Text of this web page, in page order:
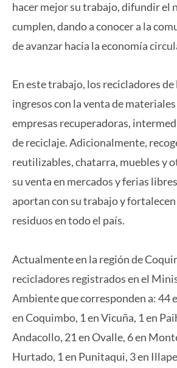
hacer mejor su trabajo, difundir el
cumplen, dando a conocer a la
de avanzar hacia la economía
En este trabajo, los recicladores
ingresos con la venta de
empresas recuperadoras,
de reciclaje. Adicionalmente,
reutilizables, chatarra, muebles y
su venta en mercados y ferias
aportan con su trabajo y
residuos en todo el país.
Actualmente en la región de
recicladores registrados en el
Ambiente que corresponden a: 44
en Coquimbo, 1 en Vicuña, 1 en
Andacollo, 21 en Ovalle, 6 en
Hurtado, 1 en Punitaqui, 3 en